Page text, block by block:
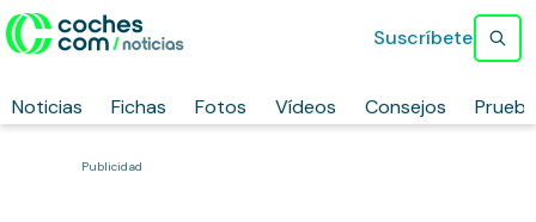
Noticias Fichas Fotos Vídeos Consejos
Suscríbete
Publicidad